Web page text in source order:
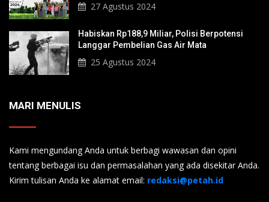
27 Agustus 2024
Habiskan Rp188,9 Miliar, Polisi Berpotensi
Langgar Pembelian Gas Air Mata
25 Agustus 2024
MARI MENULIS
Kami mengundang Anda untuk berbagi wawasan dan opini
tentang berbagai isu dan permasalahan yang ada disekitar Anda.
Kirim tulisan Anda ke alamat email: redaksi@petah.id